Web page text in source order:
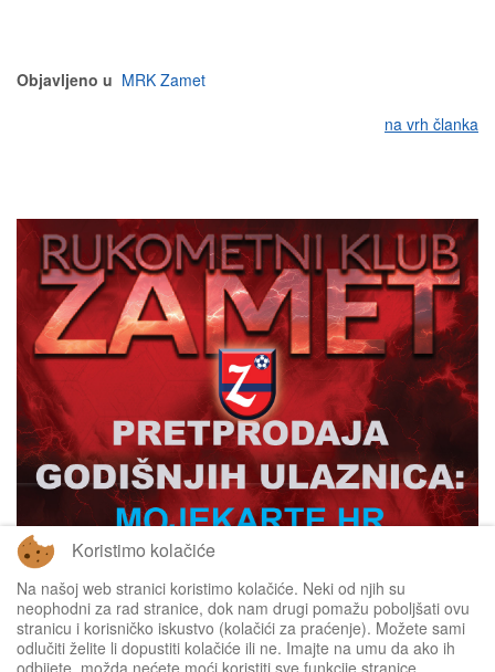
Objavljeno u MRK Zamet
na vrh članka
Koristimo kolačiće
Na našoj web stranici koristimo kolačiće. Neki od njih su
neophodni za rad stranice, dok nam drugi pomažu poboljšati ovu
stranicu i korisničko iskustvo (kolačići za praćenje). Možete sami
odlučiti želite li dopustiti kolačiće ili ne. Imajte na umu da ako ih
odbijete, možda nećete moći koristiti sve funkcije stranice.